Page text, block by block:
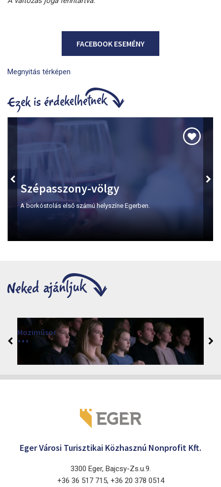
FACEBOOK ESEMÉNY
Megnyitás térképen
Szépasszony-völgy
A borkóstolás első számú helyszíne Egerben.
Moziműsor
Cinema Agria, Eger 3300, Törvényház utca 4.
Eger Városi Turisztikai Közhasznú Nonprofit Kft.
3300 Eger, Bajcsy-Zs.u.9.
+36 36 517 715, +36 20 378 0514